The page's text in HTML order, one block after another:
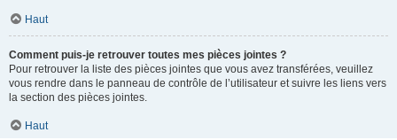
Haut
Comment puis-je retrouver toutes mes pièces jointes ?
Pour retrouver la liste des pièces jointes que vous avez transférées, veuillez
vous rendre dans le panneau de contrôle de l’utilisateur et suivre les liens vers
la section des pièces jointes.
Haut